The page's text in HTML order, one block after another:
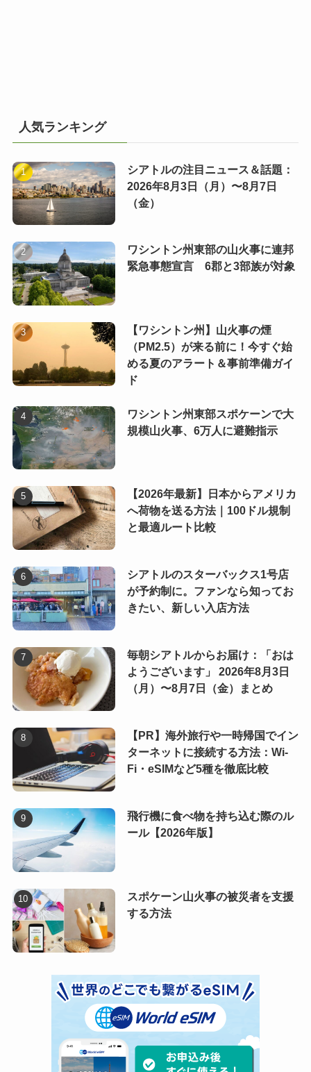
人気ランキング
シアトルの注目ニュース＆話題：
2026年8月3日（月）〜8月7日
（金）
ワシントン州東部の山火事に連邦
緊急事態宣言 6郡と3部族が対象
【ワシントン州】山火事の煙
（PM2.5）が来る前に！今すぐ始
める夏のアラート＆事前準備ガイ
ド
ワシントン州東部スポケーンで大
規模山火事、6万人に避難指示
【2026年最新】日本からアメリカ
へ荷物を送る方法｜100ドル規制
と最適ルート比較
シアトルのスターバックス1号店
が予約制に。ファンなら知ってお
きたい、新しい入店方法
毎朝シアトルからお届け：「おは
ようございます」 2026年8月3日
（月）〜8月7日（金）まとめ
【PR】海外旅行や一時帰国でイン
ターネットに接続する方法：Wi-
Fi・eSIMなど5種を徹底比較
飛行機に食べ物を持ち込む際のル
ール【2026年版】
スポケーン山火事の被災者を支援
する方法